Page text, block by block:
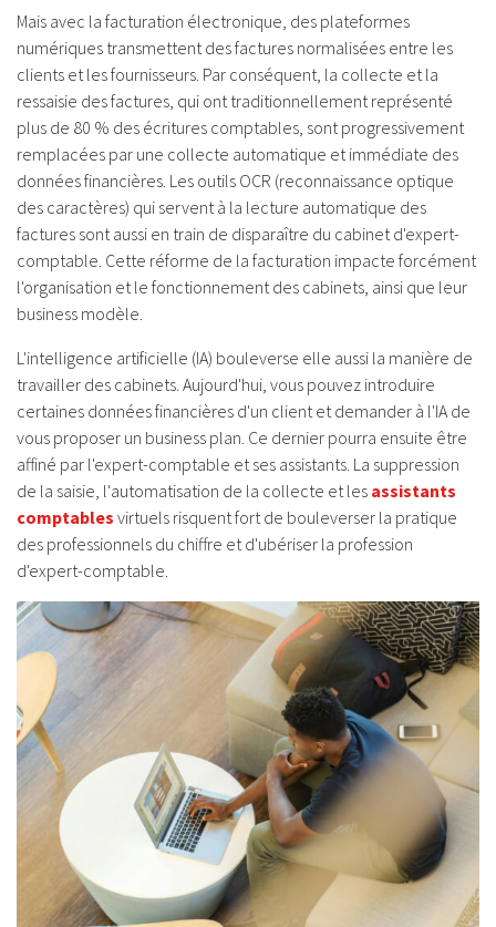
Mais avec la facturation électronique, des plateformes
numériques transmettent des factures normalisées entre les
clients et les fournisseurs. Par conséquent, la collecte et la
ressaisie des factures, qui ont traditionnellement représenté
plus de 80 % des écritures comptables, sont progressivement
remplacées par une collecte automatique et immédiate des
données financières. Les outils OCR (reconnaissance optique
des caractères) qui servent à la lecture automatique des
factures sont aussi en train de disparaître du cabinet d'expert-
comptable. Cette réforme de la facturation impacte forcément
l'organisation et le fonctionnement des cabinets, ainsi que leur
business modèle.
L'intelligence artificielle (IA) bouleverse elle aussi la manière de
travailler des cabinets. Aujourd'hui, vous pouvez introduire
certaines données financières d'un client et demander à l'IA de
vous proposer un business plan. Ce dernier pourra ensuite être
affiné par l'expert-comptable et ses assistants. La suppression
de la saisie, l'automatisation de la collecte et les assistants
comptables virtuels risquent fort de bouleverser la pratique
des professionnels du chiffre et d'ubériser la profession
d'expert-comptable.